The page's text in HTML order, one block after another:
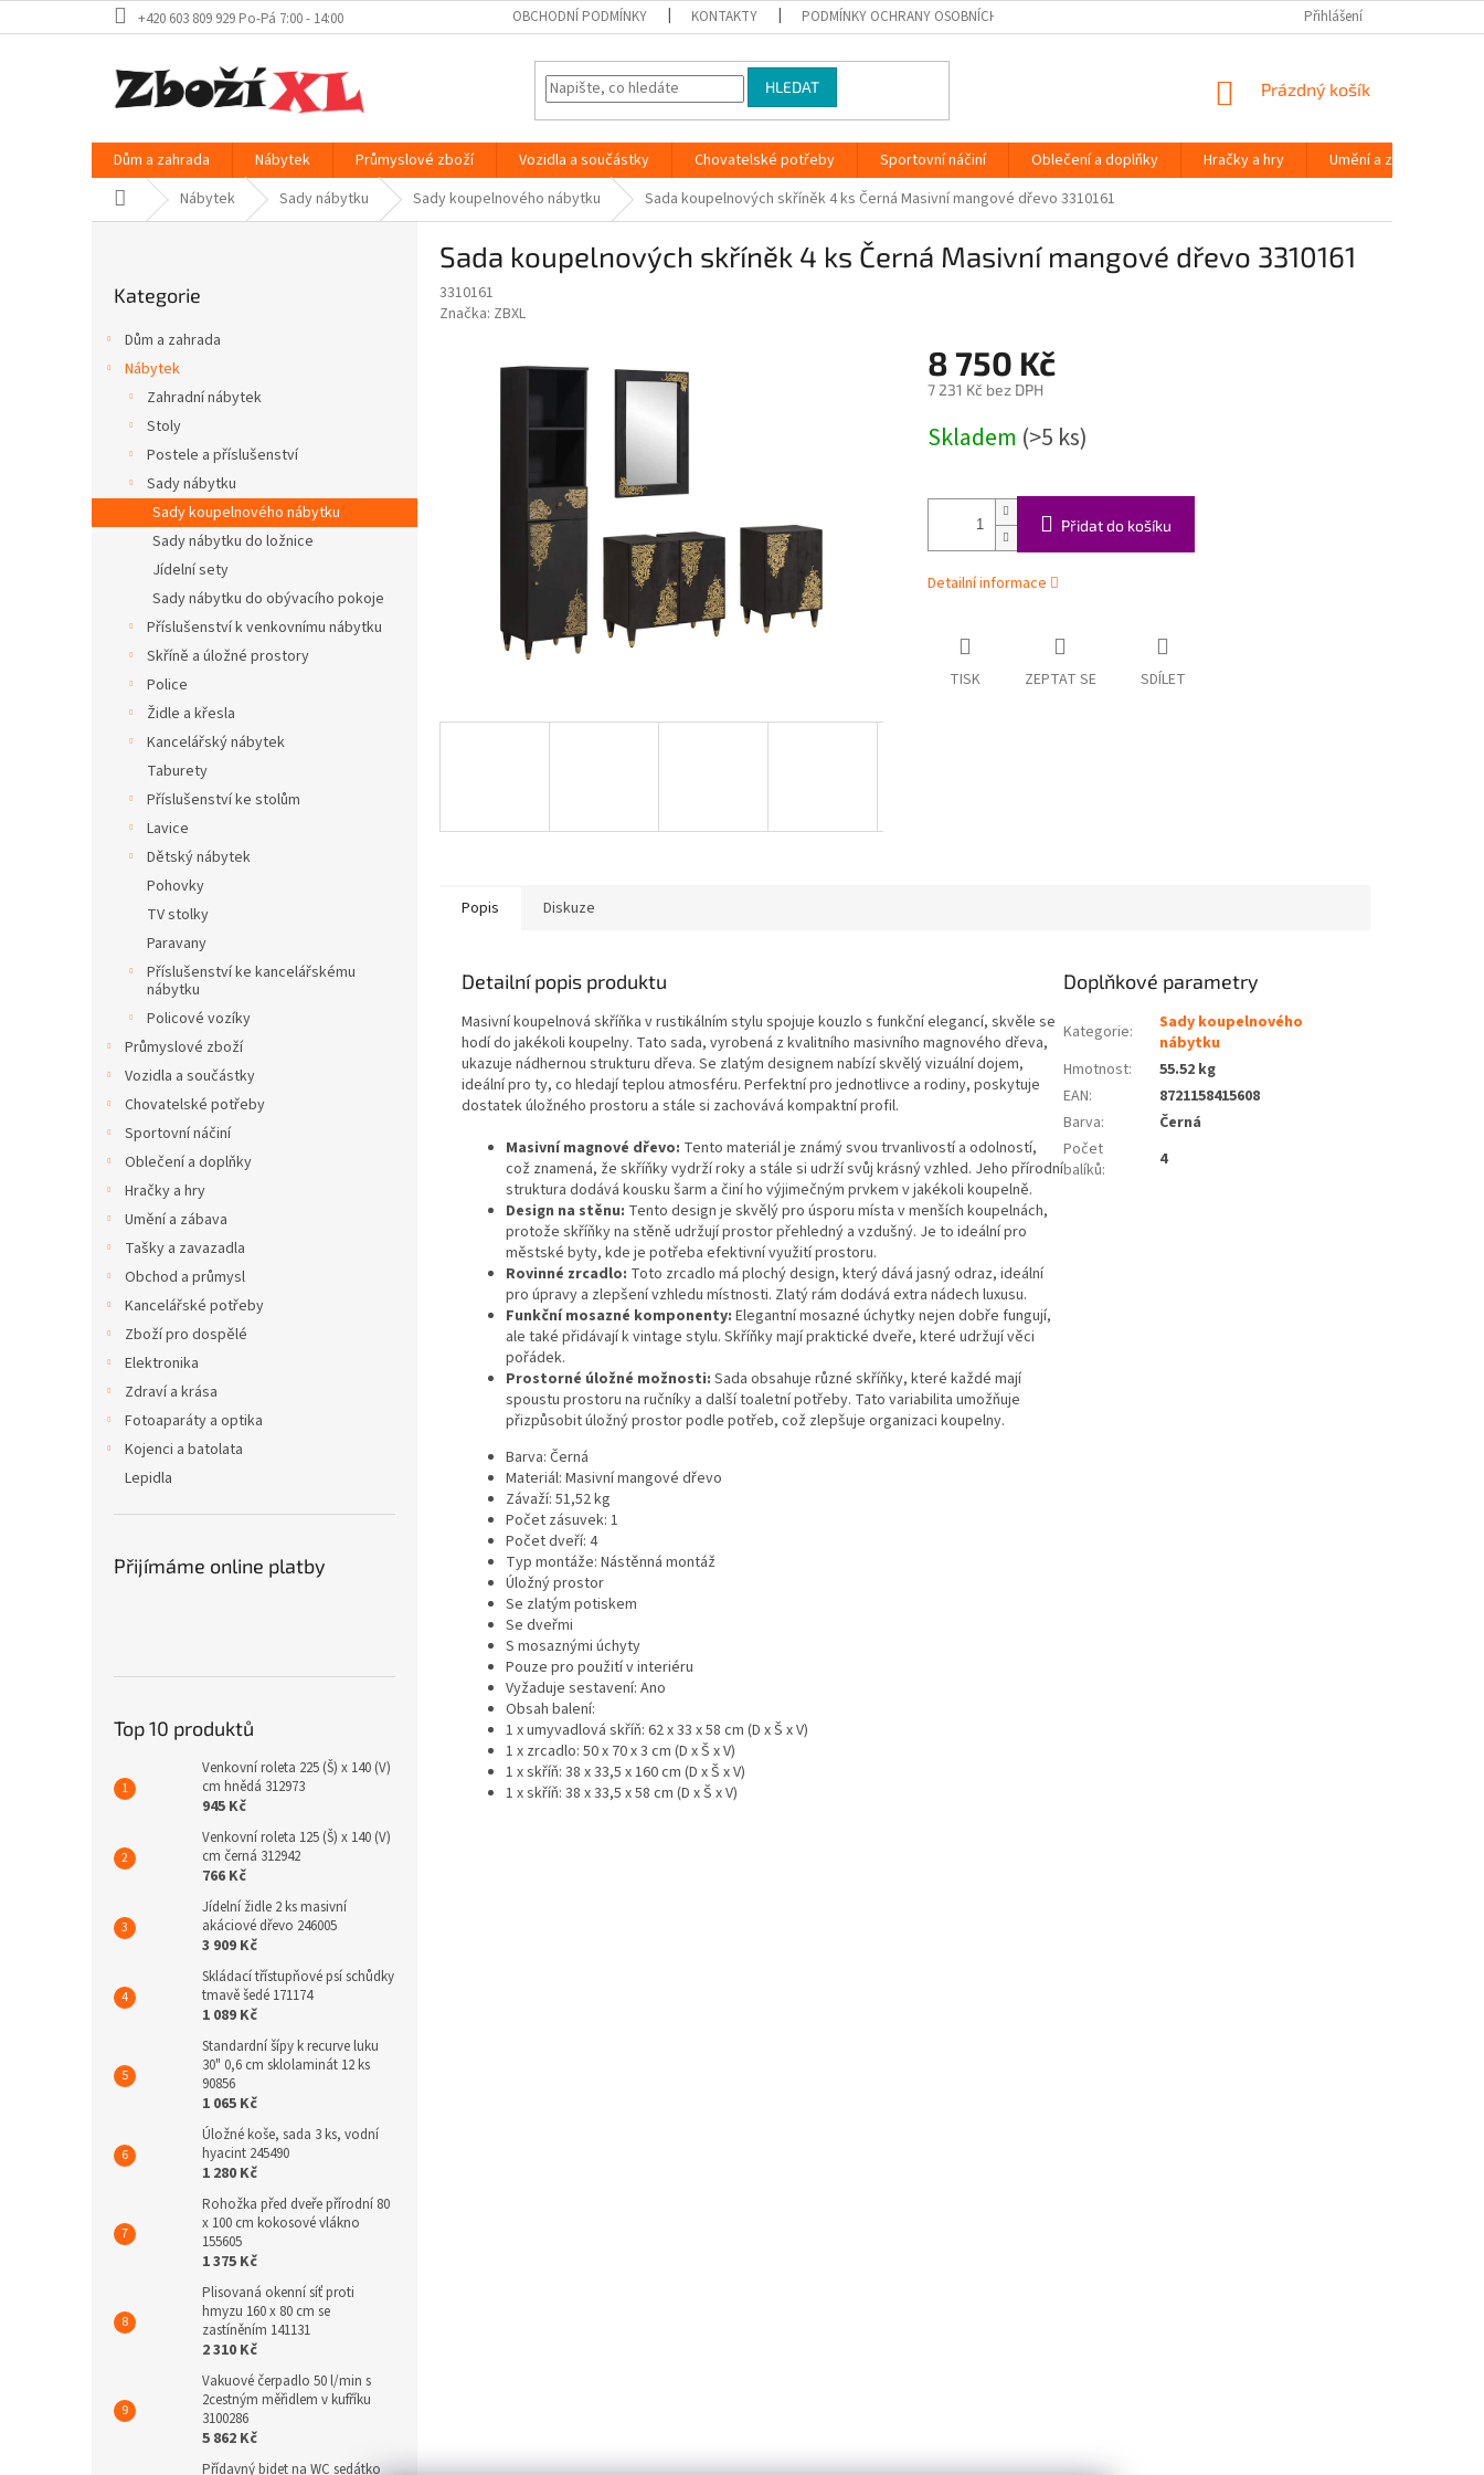
na
+420 603 809 929 Po-Pá 7:00 - 14:00 OBCHODNÍ PODMÍNKY KONTAKTY PODMÍNKY OCHRANY OSOBNÍCH ÚDAJŮ Přihlášení
HLEDAT
NÁKUPNÍ
Prázdný košík
Dům a zahrada Nábytek Průmyslové zboží Vozidla a součástky Chovatelské potřeby Sportovní náčiní Oblečení a doplňky Hračky a hry Umění a zábava
Domů Nábytek Sady nábytku Sady koupelnového nábytku Sada koupelnových skříněk 4 ks Černá Masivní mangové dřevo 3310161
n
e
kategorie
Kategorie
Dům a zahrada
Nábytek
Zahradní nábytek
Stoly
Postele a příslušenství
Sady nábytku
Sady koupelnového nábytku
Sady nábytku do ložnice
Jídelní sety
Sady nábytku do obývacího pokoje
Příslušenství k venkovnímu nábytku
Skříně a úložné prostory
Police
Židle a křesla
Kancelářský nábytek
Taburety
Příslušenství ke stolům
Lavice
Dětský nábytek
Pohovky
TV stolky
Paravany
Příslušenství ke kancelářskému
nábytku
Policové vozíky
Průmyslové zboží
Vozidla a součástky
Chovatelské potřeby
Sportovní náčiní
Oblečení a doplňky
Hračky a hry
Umění a zábava
Tašky a zavazadla
Obchod a průmysl
Kancelářské potřeby
Zboží pro dospělé
Elektronika
Zdraví a krása
Fotoaparáty a optika
Kojenci a batolata
Lepidla
Přijímáme online platby
Top 10 produktů
Venkovní roleta 225 (Š) x 140 (V)
cm hnědá 312973
945 Kč
Venkovní roleta 125 (Š) x 140 (V)
cm černá 312942
766 Kč
Jídelní židle 2 ks masivní
akáciové dřevo 246005
3 909 Kč
Skládací třístupňové psí schůdky
tmavě šedé 171174
1 089 Kč
Standardní šípy k recurve luku
30" 0,6 cm sklolaminát 12 ks
90856
1 065 Kč
Úložné koše, sada 3 ks, vodní
hyacint 245490
1 280 Kč
Rohožka před dveře přírodní 80
x 100 cm kokosové vlákno
155605
1 375 Kč
Plisovaná okenní síť proti
hmyzu 160 x 80 cm se
zastíněním 141131
2 310 Kč
Vakuové čerpadlo 50 l/min s
2cestným měřidlem v kufříku
3100286
5 862 Kč
Přídavný bidet na WC sedátko
Sada koupelnových skříněk 4 ks Černá Masivní mangové dřevo 3310161
3310161
Značka: ZBXL
8 750 Kč
7 231 Kč bez DPH
cena:
Skladem (>5 ks)
Přidat do košíku
Detailní informace
TISK ZEPTAT SE SDÍLET
Popis Diskuze
Detailní popis produktu
Masivní koupelnová skříňka v rustikálním stylu spojuje kouzlo s funkční elegancí, skvěle se
hodí do jakékoli koupelny. Tato sada, vyrobená z kvalitního masivního magnového dřeva,
ukazuje nádhernou strukturu dřeva. Se zlatým designem nabízí skvělý vizuální dojem,
ideální pro ty, co hledají teplou atmosféru. Perfektní pro jednotlivce a rodiny, poskytuje
dostatek úložného prostoru a stále si zachovává kompaktní profil.
Masivní magnové dřevo: Tento materiál je známý svou trvanlivostí a odolností,
což znamená, že skříňky vydrží roky a stále si udrží svůj krásný vzhled. Jeho přírodní
struktura dodává kousku šarm a činí ho výjimečným prvkem v jakékoli koupelně.
Design na stěnu: Tento design je skvělý pro úsporu místa v menších koupelnách,
protože skříňky na stěně udržují prostor přehledný a vzdušný. Je to ideální pro
městské byty, kde je potřeba efektivní využití prostoru.
Rovinné zrcadlo: Toto zrcadlo má plochý design, který dává jasný odraz, ideální
pro úpravy a zlepšení vzhledu místnosti. Zlatý rám dodává extra nádech luxusu.
Funkční mosazné komponenty: Elegantní mosazné úchytky nejen dobře fungují,
ale také přidávají k vintage stylu. Skříňky mají praktické dveře, které udržují věci
pořádek.
Prostorné úložné možnosti: Sada obsahuje různé skříňky, které každé mají
spoustu prostoru na ručníky a další toaletní potřeby. Tato variabilita umožňuje
přizpůsobit úložný prostor podle potřeb, což zlepšuje organizaci koupelny.
Barva: Černá
Materiál: Masivní mangové dřevo
Závaží: 51,52 kg
Počet zásuvek: 1
Počet dveří: 4
Typ montáže: Nástěnná montáž
Úložný prostor
Se zlatým potiskem
Se dveřmi
S mosaznými úchyty
Pouze pro použití v interiéru
Vyžaduje sestavení: Ano
Obsah balení:
1 x umyvadlová skříň: 62 x 33 x 58 cm (D x Š x V)
1 x zrcadlo: 50 x 70 x 3 cm (D x Š x V)
1 x skříň: 38 x 33,5 x 160 cm (D x Š x V)
1 x skříň: 38 x 33,5 x 58 cm (D x Š x V)
Doplňkové parametry
Kategorie:
Sady koupelnového
nábytku
Hmotnost:
55.52 kg
EAN:
8721158415608
Barva:
Černá
Počet
balíků: 4